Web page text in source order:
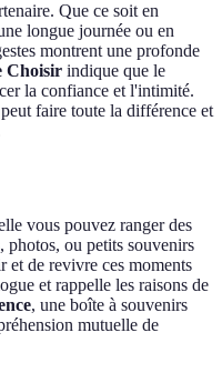
Que ce soit en
longue journée ou en
montrent une profonde
Choisir indique que le
la confiance et l'intimité.
faire toute la différence et
vous pouvez ranger des
photos, ou petits souvenirs
et de revivre ces moments
et rappelle les raisons de
, une boîte à souvenirs
mutuelle de